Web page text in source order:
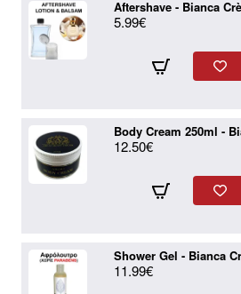
Aftershave - Bianca
5.99€
Body Cream 250ml -
12.50€
Shower Gel - Bianca
11.99€